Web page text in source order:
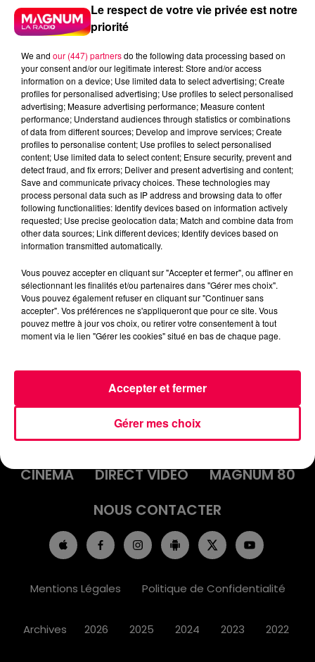
podcasts/2023/04/Le-Grand-Test-11.04-Jennifer-
ACCUEIL INFOS
EMISSIONS
AGENDA
JEUX
PODCASTS
CINÉMA
DIRECT VIDÉO
MAGNUM 80
NOUS CONTACTER
Mentions Légales Politique de Confidentialité
Archives 2026 2025 2024 2023 2022
Le respect de votre vie privée est notre
priorité
We and our (447) partnersdo the following data processing based on
your consent and/or our legitimate interest: Store and/or access
information on a device; Use limited data to select advertising; Create
profiles for personalised advertising; Use profiles to select personalised
advertising; Measure advertising performance; Measure content
performance; Understand audiences through statistics or combinations
of data from different sources; Develop and improve services; Create
profiles to personalise content; Use profiles to select personalised
content; Use limited data to select content; Ensure security, prevent and
detect fraud, and fix errors; Deliver and present advertising and content;
Save and communicate privacy choices. These technologies may
process personal data such as IP address and browsing data to offer
following functionalities: Identify devices based on information actively
requested; Use precise geolocation data; Match and combine data from
other data sources; Link different devices; Identify devices based on
information transmitted automatically.
Vous pouvez accepter en cliquant sur "Accepter et fermer", ou affiner en
sélectionnant les finalités et/ou partenaires dans "Gérer mes choix".
Vous pouvez également refuser en cliquant sur "Continuer sans
accepter". Vos préférences ne s'appliqueront que pour ce site. Vous
pouvez mettre à jour vos choix, ou retirer votre consentement à tout
moment via le lien "Gérer les cookies" situé en bas de chaque page.
Gérer mes choix
Accepter et fermer